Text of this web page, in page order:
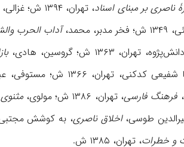
ناصری بر مبنای اسناد، تهران، ۱۳۹۴ ش؛ غزالی، محمد،
آداب ‌الحرب
۱۳۶۳ ش؛ گروسین، هادی،
۱۳۶۶ ش؛ مستوفی، عبدالله،
فرهنگ فارسی، تهران، ۱۳۸۶ ش؛ مولوی،
اخلاق ناصری، به کوشش مجتبى مینوی و
و خطرات، تهران، ۱۳۸۵ ش.